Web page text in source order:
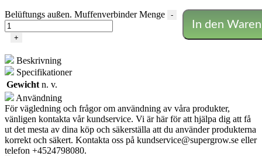
Belüftungs außen. Muffenverbinder Menge -
+
In den
Beskrivning
Specifikationer
Gewicht n. v.
Användning
För vägledning och frågor om användning av våra produkter,
vänligen kontakta vår kundservice. Vi är här för att hjälpa dig att få
ut det mesta av dina köp och säkerställa att du använder produkterna
korrekt och säkert. Kontakta oss på kundservice@supergrow.se eller
telefon +4524798080.